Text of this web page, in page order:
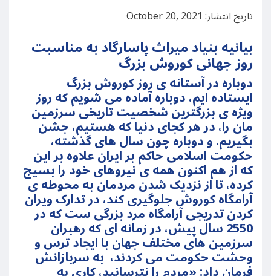
تاریخ انتشار: October 20, 2021
بیانیه بنیاد میراث پاسارگاد به مناسبت
روز جهانی کوروش بزرگ
ایستاده ایم، دوباره آماده می شویم که روز
ويژه ی بزرگترین شخصیت تاریخی سرزمین
مان را، در هر کجای دنیا که هستیم، جشن
بگیریم. و دوباره چون سال های گذشته،
حکومت اسلامی حاکم بر ایران علاوه بر این
که از هم اکنون همه ی نیروهای خود را بسیج
کرده، تا از نزدیک شدن مردمان به محوطه ی
آرامگاه کوروش جلوگیری کند، در تدارک ویران
کردن تدریجی آرامگاه مرد بزرگی ست که در
2550 سال پیش، در زمانه ای که رهبران
سرزمین های مختلف جهان با ایجاد ترس و
وحشت حکومت می کردند، به سربازانش